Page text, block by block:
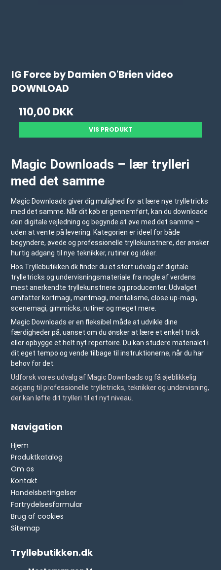
IG Force by Damien O'Brien video
DOWNLOAD
110,00 DKK
VIS PRODUKT
Magic Downloads – lær trylleri
med det samme
Magic Downloads giver dig mulighed for at lære nye trylletricks
med det samme. Når dit køb er gennemført, kan du downloade
den digitale vejledning og begynde at øve med det samme –
uden at vente på levering. Kategorien er ideel for både
begyndere, øvede og professionelle tryllekunstnere, der ønsker
hurtig adgang til nye teknikker, rutiner og idéer.
Hos Tryllebutikken.dk finder du et stort udvalg af digitale
trylletricks og undervisningsmateriale fra nogle af verdens
mest anerkendte tryllekunstnere og producenter. Udvalget
omfatter kortmagi, møntmagi, mentalisme, close up-magi,
scenemagi, gimmicks, rutiner og meget mere.
Magic Downloads er en fleksibel måde at udvikle dine
færdigheder på, uanset om du ønsker at lære et enkelt trick
eller opbygge et helt nyt repertoire. Du kan studere materialet i
dit eget tempo og vende tilbage til instruktionerne, når du har
behov for det.
Udforsk vores udvalg af Magic Downloads og få øjeblikkelig
adgang til professionelle trylletricks, teknikker og undervisning,
der kan løfte dit trylleri til et nyt niveau.
Navigation
Hjem
Produktkatalog
Om os
Kontakt
Handelsbetingelser
Fortrydelsesformular
Brug af cookies
Sitemap
Tryllebutikken.dk